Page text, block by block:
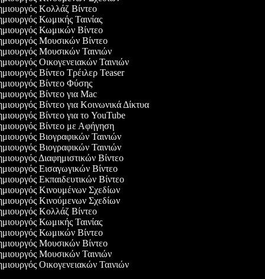
Κολλάζ Βίντεο
Κωμικής Ταινίας
Κωμικών Βίντεο
Μουσικών Βίντεο
Μουσικών Ταινιών
Οικογενειακών Ταινιών
Βίντεο Τρέιλερ Teaser
Βίντεο Φύσης
Βίντεο για Mac
Βίντεο για Κοινωνικά Δίκτυα
Βίντεο για το YouTube
Βίντεο με Αφήγηση
Βιογραφικών Ταινιών
Βιογραφικών Ταινιών
Διαφημιστικών Βίντεο
Εισαγωγικών Βίντεο
Εκπαιδευτικών Βίντεο
Κινουμένων Σχεδίων
Κινούμενων Σχεδίων
Κολλάζ Βίντεο
Κωμικής Ταινίας
Κωμικών Βίντεο
Μουσικών Βίντεο
Μουσικών Ταινιών
Οικογενειακών Ταινιών